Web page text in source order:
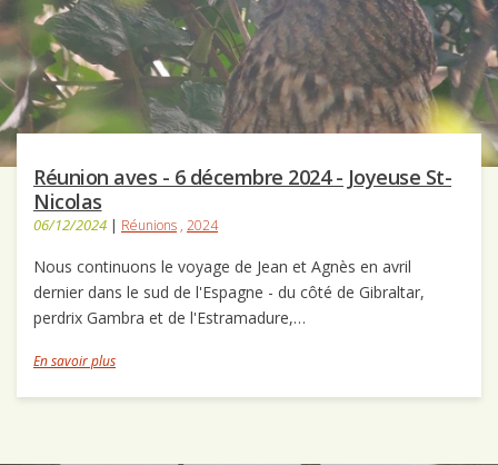
Réunion aves - 6 décembre 2024 - Joyeuse St-
Nicolas
06/12/2024 | Réunions , 2024
Nous continuons le voyage de Jean et Agnès en avril
dernier dans le sud de l'Espagne - du côté de Gibraltar,
perdrix Gambra et de l'Estramadure,…
En savoir plus